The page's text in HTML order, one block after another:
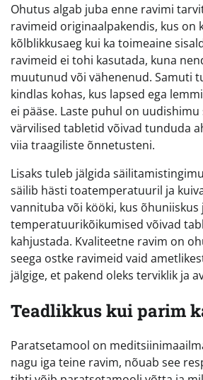
Ohutus algab juba enne ravimi
ravimeid originaalpakendis, kus on
kõlblikkusaeg kui ka toimeaine
ravimeid ei tohi kasutada, kuna
muutunud või vähenenud. Samuti
kindlas kohas, kus lapsed ega
ei pääse. Laste puhul on
värvilised tabletid võivad tunduda
viia traagiliste õnnetusteni.
Lisaks tuleb jälgida
säilib hästi toatemperatuuril ja
vannituba või kööki, kus õhuniiskus
temperatuurikõikumised võivad
kahjustada. Kvaliteetne ravim on
seega ostke ravimeid vaid
jälgige, et pakend oleks terviklik ja
Teadlikkus kui parim
Paratsetamool on
nagu iga teine ravim, nõuab see